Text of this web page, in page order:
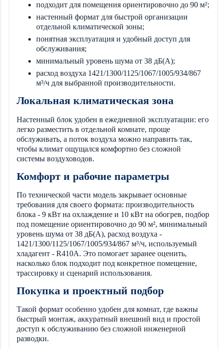
подходит для помещения ориентировочно до 90 м²;
настенный формат для быстрой организации
отдельной климатической зоны;
понятная эксплуатация и удобный доступ для
обслуживания;
минимальный уровень шума от 38 дБ(А);
расход воздуха 1421/1300/1125/1067/1005/934/867
м³/ч для выбранной производительности.
Локальная климатическая зона
Настенный блок удобен в ежедневной эксплуатации: его
легко разместить в отдельной комнате, проще
обслуживать, а поток воздуха можно направить так,
чтобы климат ощущался комфортно без сложной
системы воздуховодов.
Комфорт и рабочие параметры
По технической части модель закрывает основные
требования для своего формата: производительность
блока - 9 кВт на охлаждение и 10 кВт на обогрев, подбор
под помещение ориентировочно до 90 м², минимальный
уровень шума от 38 дБ(А), расход воздуха -
1421/1300/1125/1067/1005/934/867 м³/ч, используемый
хладагент - R410A. Это помогает заранее оценить,
насколько блок подходит под конкретное помещение,
трассировку и сценарий использования.
Покупка и проектный подбор
Такой формат особенно удобен для комнат, где важны
быстрый монтаж, аккуратный внешний вид и простой
доступ к обслуживанию без сложной инженерной
разводки.